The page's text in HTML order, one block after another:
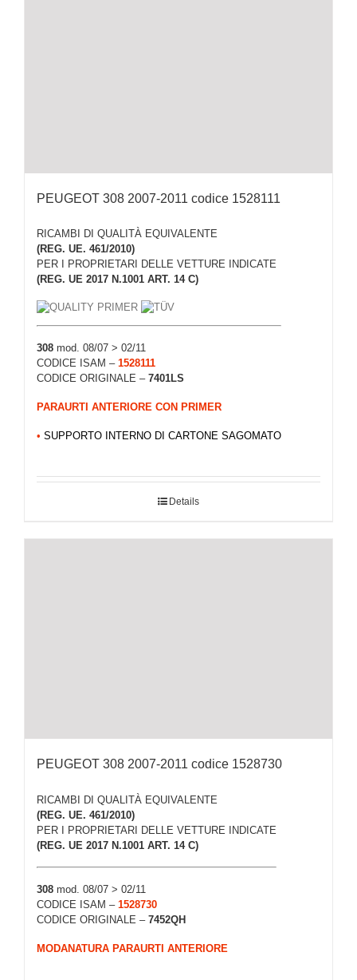
PEUGEOT 308 2007-2011 codice 1528111
RICAMBI DI QUALITÀ EQUIVALENTE
(REG. UE. 461/2010)
PER I PROPRIETARI DELLE VETTURE INDICATE
(REG. UE 2017 N.1001 ART. 14 C)
308 mod. 08/07 > 02/11
CODICE ISAM – 1528111
CODICE ORIGINALE – 7401LS
PARAURTI ANTERIORE CON PRIMER
• SUPPORTO INTERNO DI CARTONE SAGOMATO
Details
PEUGEOT 308 2007-2011 codice 1528730
RICAMBI DI QUALITÀ EQUIVALENTE
(REG. UE. 461/2010)
PER I PROPRIETARI DELLE VETTURE INDICATE
(REG. UE 2017 N.1001 ART. 14 C)
308 mod. 08/07 > 02/11
CODICE ISAM – 1528730
CODICE ORIGINALE – 7452QH
MODANATURA PARAURTI ANTERIORE